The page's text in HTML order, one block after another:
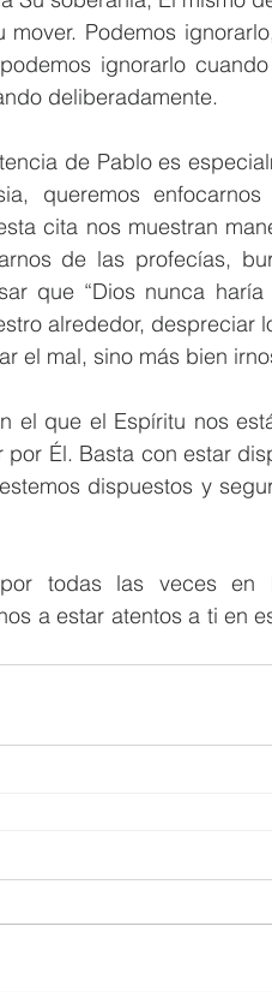
Podemos
ignorarlo
deliberadamente.
de Pablo es
queremos
cita nos muestran
de las profecías,
que “Dios nunca
alrededor, despreciar
el mal, sino más bien
el que el Espíritu nos
Él. Basta con estar
dispuestos y
por todas las veces
a estar atentos a ti en